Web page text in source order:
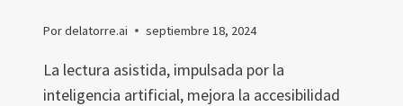
Pordelatorre.ai septiembre 18, 2024
La lectura asistida, impulsada por la
inteligencia artificial, mejora la accesibilidad